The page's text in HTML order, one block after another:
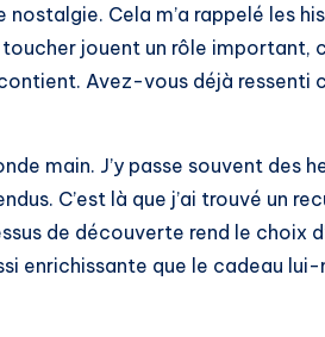
nostalgie. Cela m’a rappelé les
jouent un rôle important,
Avez-vous déjà ressenti
main. J’y passe souvent des
C’est là que j’ai trouvé un
de découverte rend le choix
enrichissante que le cadeau lui-